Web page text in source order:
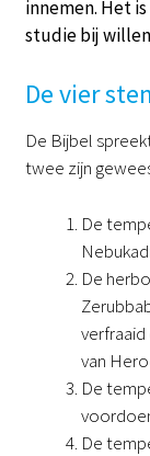
innemen. Het
studie bij
De vier
De Bijbel
twee zijn
De
De
verfraaid
van
De
De